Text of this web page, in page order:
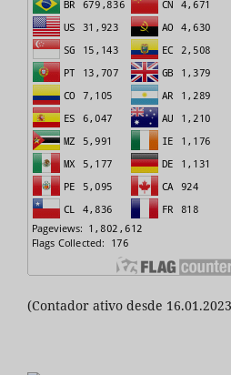
(Contador ativo desde